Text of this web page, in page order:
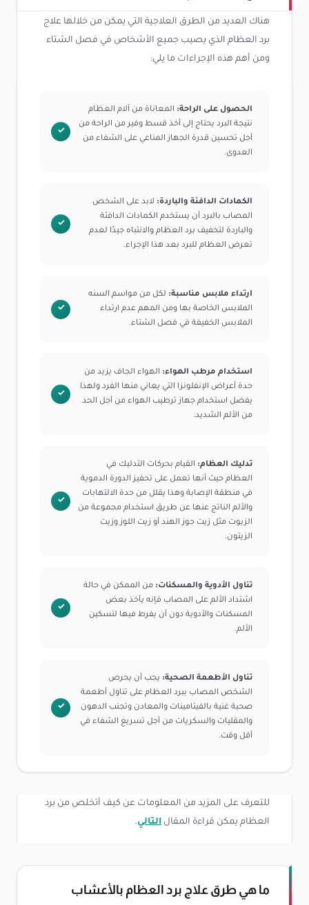
هناك العديد من الطرق العلاجية التي يمكن من خلالها علاج
برد العظام الذي يصيب جميع الأشخاص في فصل الشتاء
ومن أهم هذه الإجراءات ما يلي:
الحصول على الراحة: المعاناة من آلام العظام
نتيجة البرد يحتاج إلى أخذ قسط وفير من الراحة من
أجل تحسين قدرة الجهاز المناعي على الشفاء من
العدوى.
الكمادات الدافئة والباردة: لابد على الشخص
المصاب بالبرد أن يستخدم الكمادات الدافئة
والباردة لتخفيف برد العظام والانتباه جيدًا لعدم
تعرض العظام للبرد بعد هذا الإجراء.
ارتداء ملابس مناسبة: لكل من مواسم السنه
الملابس الخاصة بها ومن المهم عدم ارتداء
الملابس الخفيفة في فصل الشتاء.
استخدام مرطب الهواء: الهواء الجاف يزيد من
حدة أعراض الإنفلونزا التي يعاني منها الفرد ولهذا
يفضل استخدام جهاز ترطيب الهواء من أجل الحد
من الألم الشديد.
تدليك العظام: القيام بحركات التدليك في
العظام حيث أنها تعمل على تحفيز الدورة الدموية
في منطقة الإصابة وهذا يقلل من حدة الالتهابات
والألم الناتج عنها عن طريق استخدام مجموعة من
الزيوت مثل زيت جوز الهند أو زيت اللوز وزيت
الزيتون.
تناول الأدوية والمسكنات: من الممكن في حالة
اشتداد الألم على المصاب فإنه يأخذ بعض
المسكنات والأدوية دون أن يفرط فيها لتسكين
الألم.
تناول الأطعمة الصحية: يجب أن يحرص
الشخص المصاب ببرد العظام على تناول أطعمة
صحية غنية بالفيتامينات والمعادن وتجنب الدهون
والمقليات والسكريات من أجل تسريع الشفاء في
أقل وقت.
للتعرف على المزيد من المعلومات عن كيف أتخلص من برد
العظام يمكن قراءة المقال التالي.
ما هي طرق علاج برد العظام بالأعشاب